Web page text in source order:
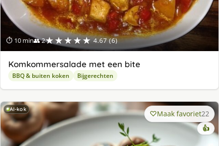
⏱ 10 min👥 2★★★★★ 4.67 (6)
Komkommersalade met een bite
BBQ & buiten koken Bijgerechten
AI-kok Maak favoriet22
👍